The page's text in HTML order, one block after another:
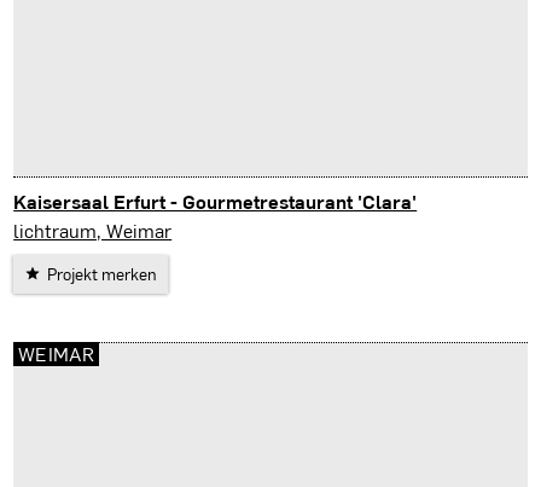
Kaisersaal Erfurt - Gourmetrestaurant 'Clara'
Erfurt
lichtraum, Weimar
Projekt merken
WEIMAR